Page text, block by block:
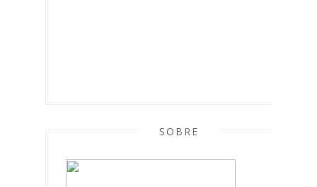
SOBRE